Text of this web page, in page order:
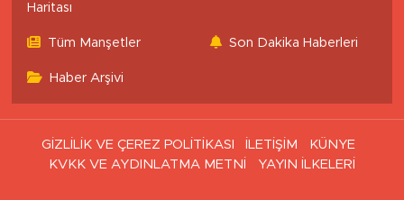
Haritası
Tüm Manşetler Son Dakika Haberleri
Haber Arşivi
GİZLİLİK VE ÇEREZ POLİTİKASI İLETİŞİM
KÜNYE
KVKK VE AYDINLATMA METNİ
YAYIN İLKELERİ